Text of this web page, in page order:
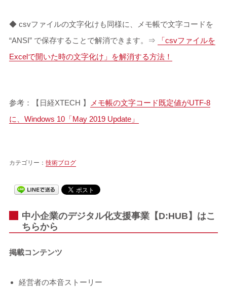
◆ csvファイルの文字化けも同様に、メモ帳で文字コードを
“ANSI” で保存することで解消できます。⇒
「csvファイルを
Excelで開いた時の文字化け」を解消する方法！
参考：【日経XTECH 】
メモ帳の文字コード既定値がUTF-8
に、Windows 10「May 2019 Update」
カテゴリー： 技術ブログ
中小企業のデジタル化支援事業【D:HUB】はこ
ちらから
掲載コンテンツ
経営者の本音ストーリー